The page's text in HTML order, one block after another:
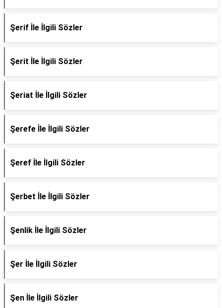
Şerif İle İlgili Sözler
Şerit İle İlgili Sözler
Şeriat İle İlgili Sözler
Şerefe İle İlgili Sözler
Şeref İle İlgili Sözler
Şerbet İle İlgili Sözler
Şenlik İle İlgili Sözler
Şer İle İlgili Sözler
Şen İle İlgili Sözler